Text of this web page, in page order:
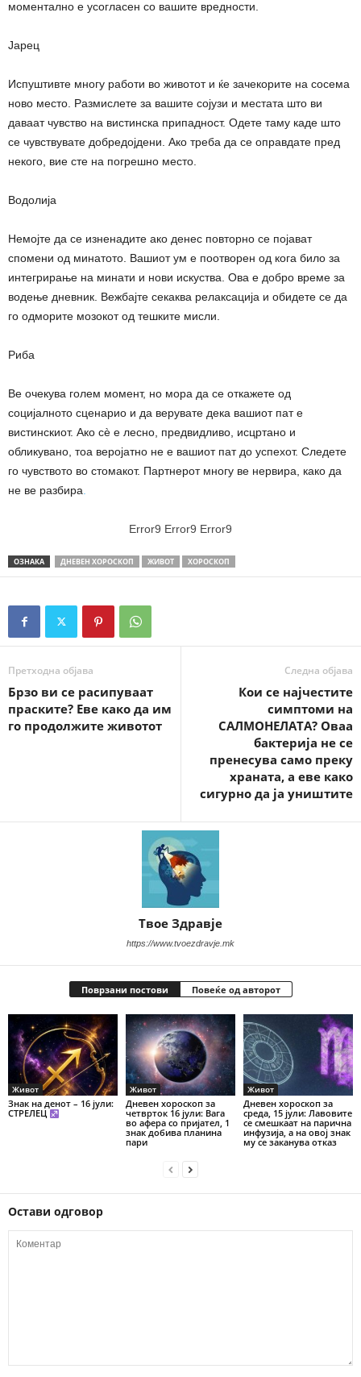
моментално е усогласен со вашите вредности.
Јарец
Испуштивте многу работи во животот и ќе зачекорите на сосема
ново место. Размислете за вашите сојузи и местата што ви
даваат чувство на вистинска припадност. Одете таму каде што
се чувствувате добредојдени. Ако треба да се оправдате пред
некого, вие сте на погрешно место.
Водолија
Немојте да се изненадите ако денес повторно се појават
спомени од минатото. Вашиот ум е поотворен од кога било за
интегрирање на минати и нови искуства. Ова е добро време за
водење дневник. Вежбајте секаква релаксација и обидете се да
го одморите мозокот од тешките мисли.
Риба
Ве очекува голем момент, но мора да се откажете од
социјалното сценарио и да верувате дека вашиот пат е
вистинскиот. Ако сè е лесно, предвидливо, исцртано и
обликувано, тоа веројатно не е вашиот пат до успехот. Следете
го чувството во стомакот. Партнерот многу ве нервира, како да
не ве разбира
Error9 Error9 Error9
ОЗНАКА ДНЕВЕН ХОРОСКОП ЖИВОТ ХОРОСКОП
Претходна објава
Брзо ви се расипуваат
праските? Еве како да им
го продолжите животот
Следна објава
Кои се најчестите
симптоми на
САЛМОНЕЛАТА? Оваа
бактерија не се
пренесува само преку
храната, а еве како
сигурно да ја уништите
Твое Здравје
https://www.tvoezdravje.mk
Поврзани постови Повеќе од авторот
Живот
Знак на денот – 16 јули:
СТРЕЛЕЦ
Живот
Дневен хороскоп за
четврток 16 јули: Вага
во афера со пријател, 1
знак добива планина
пари
Живот
Дневен хороскоп за
среда, 15 јули: Лавовите
се смешкаат на парична
инфузија, а на овој знак
му се заканува отказ
Остави одговор